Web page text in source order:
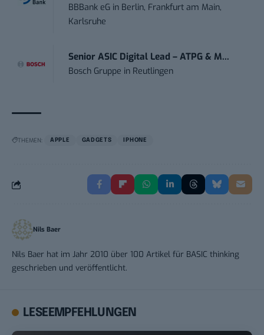
BBBank eG in Berlin, Frankfurt am Main,
Karlsruhe
Senior ASIC Digital Lead – ATPG & M...
Bosch Gruppe in Reutlingen
THEMEN: APPLE GADGETS IPHONE
Nils Baer
Nils Baer hat im Jahr 2010 über 100 Artikel für BASIC thinking
geschrieben und veröffentlicht.
LESEEMPFEHLUNGEN